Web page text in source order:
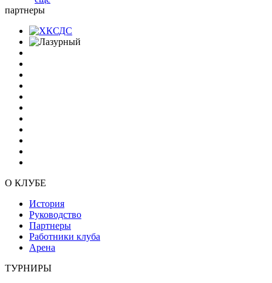
партнеры
О КЛУБЕ
История
Руководство
Партнеры
Работники клуба
Арена
ТУРНИРЫ